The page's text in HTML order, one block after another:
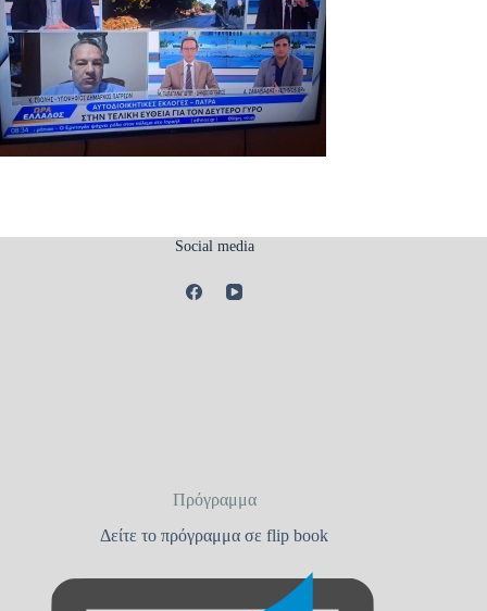
Social media
Πρόγραμμα
Δείτε το πρόγραμμα σε flip book